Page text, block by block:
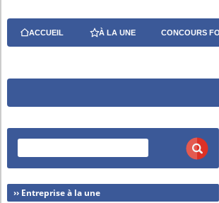
ACCUEIL À LA UNE CONCOURS
›› Entreprise à la une